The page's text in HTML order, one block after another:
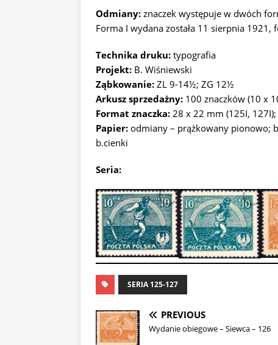
Odmiany: znaczek występuje w dwóch
Forma I wydana została 11 sierpnia 1921,
Technika druku: typografia
Projekt: B. Wiśniewski
Ząbkowanie: ZL 9-14½; ZG 12½
Arkusz sprzedażny: 100 znaczków (10 x
Format znaczka: 28 x 22 mm (125I,
Papier: odmiany – prążkowany pionowo;
b.cienki
Seria:
SERIA 125-127
PREVIOUS
Wydanie obiegowe – Siewca – 126